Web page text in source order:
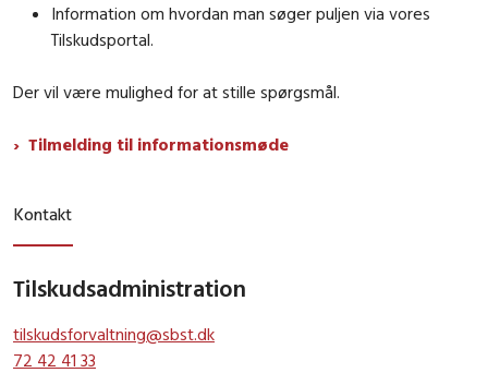
Information om hvordan man søger puljen via vores
Tilskudsportal.
Der vil være mulighed for at stille spørgsmål.
Tilmelding til informationsmøde
Kontakt
Tilskudsadministration
tilskudsforvaltning@sbst.dk
72 42 41 33